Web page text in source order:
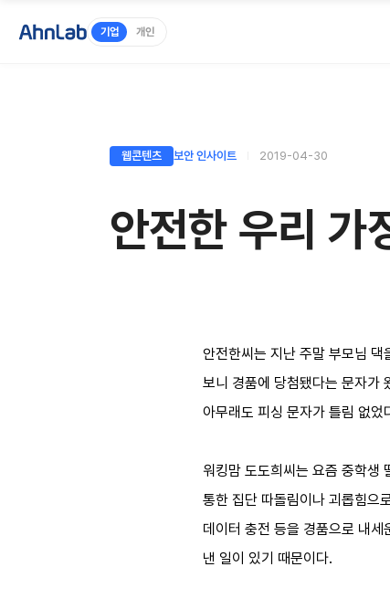
기업 개인
웹콘텐츠 보안 인사이트 2019-04-30
안전한 우리 가
안전한씨는 지난 주말 부모님
보니 경품에 당첨됐다는 문자가
아무래도 피싱 문자가 틀림 없
워킹맘 도도희씨는 요즘 중학생
통한 집단 따돌림이나 괴롭힘으
데이터 충전 등을 경품으로 내
낸 일이 있기 때문이다.